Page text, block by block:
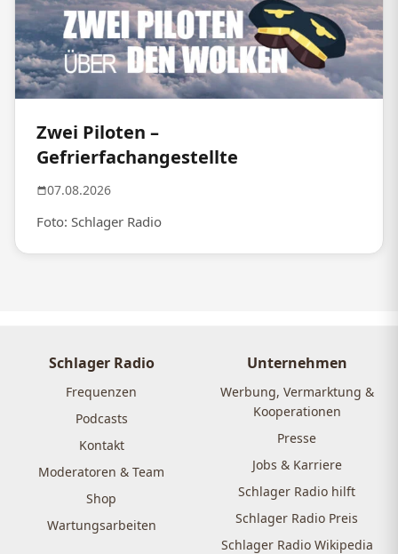
Zwei Piloten –
Gefrierfachangestellte
07.08.2026
Foto: Schlager Radio
Schlager Radio
Frequenzen
Podcasts
Kontakt
Moderatoren & Team
Shop
Wartungsarbeiten
Unternehmen
Werbung, Vermarktung &
Kooperationen
Presse
Jobs & Karriere
Schlager Radio hilft
Schlager Radio Preis
Schlager Radio Wikipedia